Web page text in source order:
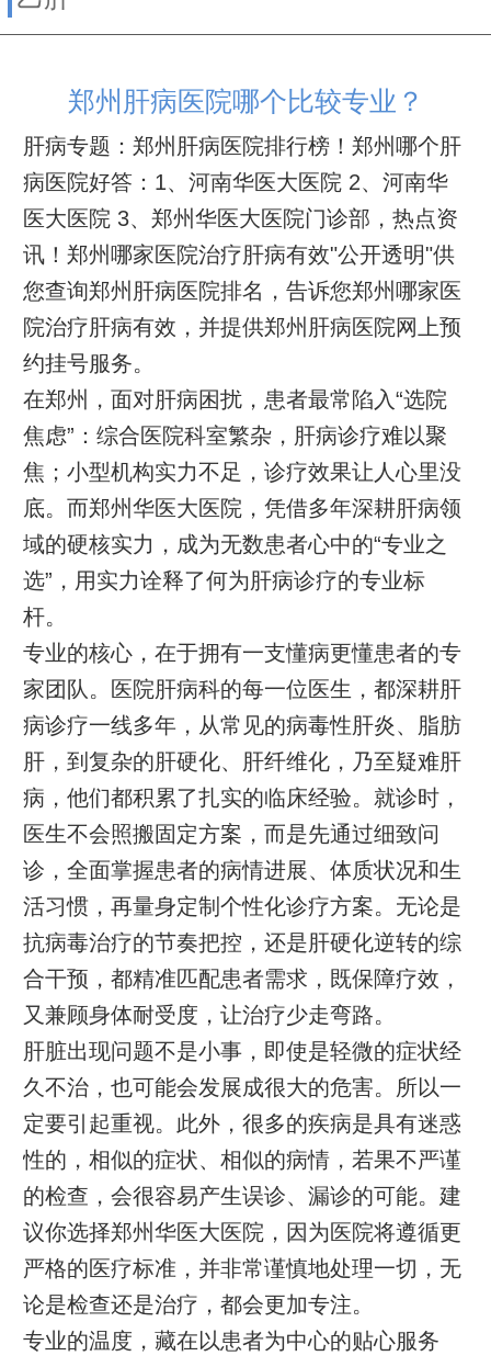
郑州肝病医院哪个比较专业？
肝病专题：郑州肝病医院排行榜！郑州哪个肝
病医院好答：1、河南华医大医院 2、河南华
医大医院 3、郑州华医大医院门诊部，热点资
讯！郑州哪家医院治疗肝病有效"公开透明"供
您查询郑州肝病医院排名，告诉您郑州哪家医
院治疗肝病有效，并提供郑州肝病医院网上预
约挂号服务。
在郑州，面对肝病困扰，患者最常陷入“选院
焦虑”：综合医院科室繁杂，肝病诊疗难以聚
焦；小型机构实力不足，诊疗效果让人心里没
底。而郑州华医大医院，凭借多年深耕肝病领
域的硬核实力，成为无数患者心中的“专业之
选”，用实力诠释了何为肝病诊疗的专业标
杆。
专业的核心，在于拥有一支懂病更懂患者的专
家团队。医院肝病科的每一位医生，都深耕肝
病诊疗一线多年，从常见的病毒性肝炎、脂肪
肝，到复杂的肝硬化、肝纤维化，乃至疑难肝
病，他们都积累了扎实的临床经验。就诊时，
医生不会照搬固定方案，而是先通过细致问
诊，全面掌握患者的病情进展、体质状况和生
活习惯，再量身定制个性化诊疗方案。无论是
抗病毒治疗的节奏把控，还是肝硬化逆转的综
合干预，都精准匹配患者需求，既保障疗效，
又兼顾身体耐受度，让治疗少走弯路。
肝脏出现问题不是小事，即使是轻微的症状经
久不治，也可能会发展成很大的危害。所以一
定要引起重视。此外，很多的疾病是具有迷惑
性的，相似的症状、相似的病情，若果不严谨
的检查，会很容易产生误诊、漏诊的可能。建
议你选择郑州华医大医院，因为医院将遵循更
严格的医疗标准，并非常谨慎地处理一切，无
论是检查还是治疗，都会更加专注。
专业的温度，藏在以患者为中心的贴心服务